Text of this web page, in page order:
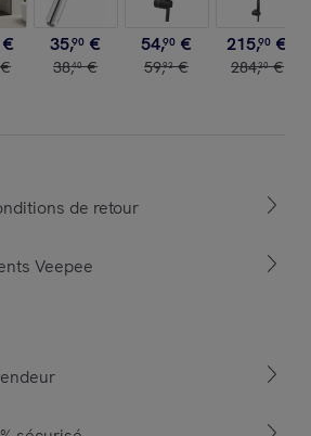
€
€
35,90 €
38,40 €
54,90 €
59,93 €
215,90 €
284,30 €
de retour
Veepee